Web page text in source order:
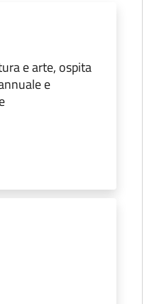
e arte, ospita
e